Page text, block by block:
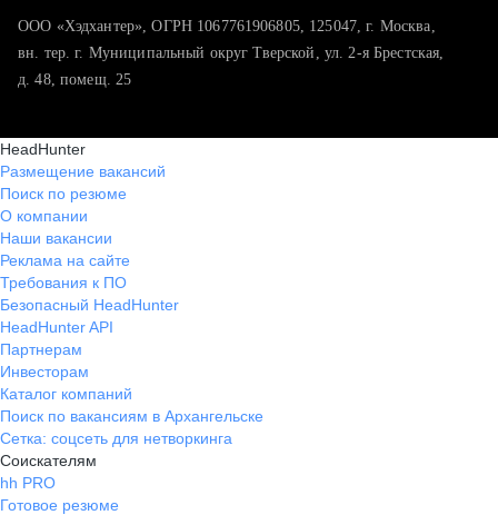
ООО «Хэдхантер», ОГРН 1067761906805, 125047, г. Москва,
вн. тер. г. Муниципальный округ Тверской, ул. 2-я Брестская,
д. 48, помещ. 25
HeadHunter
Размещение вакансий
Поиск по резюме
О компании
Наши вакансии
Реклама на сайте
Требования к ПО
Безопасный HeadHunter
HeadHunter API
Партнерам
Инвесторам
Каталог компаний
Поиск по вакансиям в Архангельске
Сетка: соцсеть для нетворкинга
Соискателям
hh PRO
Готовое резюме